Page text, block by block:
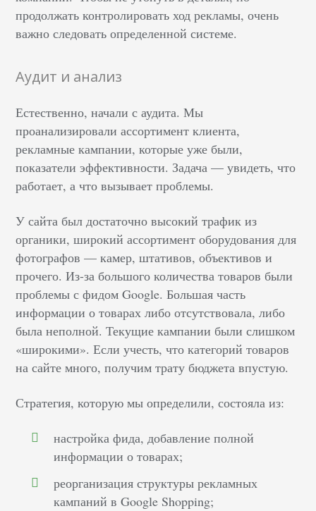
продолжать контролировать ход рекламы, очень
важно следовать определенной системе.
Аудит и анализ
Естественно, начали с аудита. Мы
проанализировали ассортимент клиента,
рекламные кампании, которые уже были,
показатели эффективности. Задача — увидеть, что
работает, а что вызывает проблемы.
У сайта был достаточно высокий трафик из
органики, широкий ассортимент оборудования для
фотографов — камер, штативов, объективов и
прочего. Из-за большого количества товаров были
проблемы с фидом Google. Большая часть
информации о товарах либо отсутствовала, либо
была неполной. Текущие кампании были слишком
«широкими». Если учесть, что категорий товаров
на сайте много, получим трату бюджета впустую.
Стратегия, которую мы определили, состояла из:
настройка фида, добавление полной
информации о товарах;
реорганизация структуры рекламных
кампаний в Google Shopping;